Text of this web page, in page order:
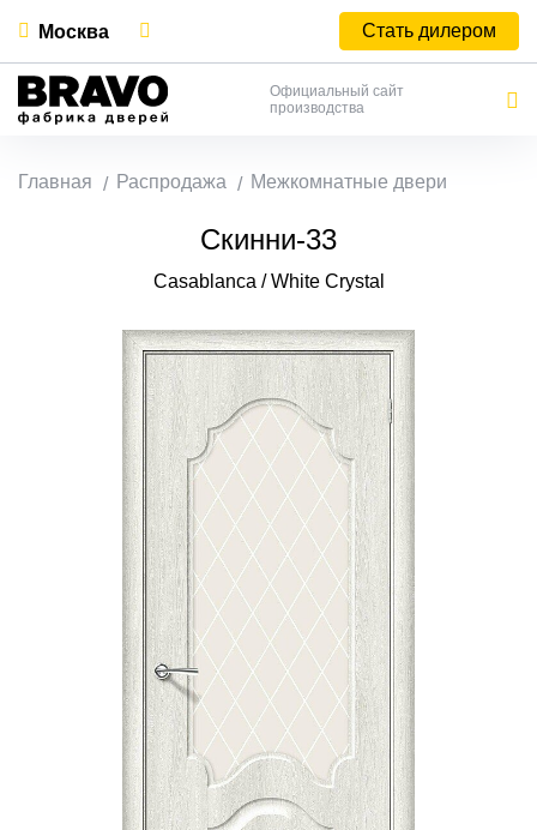
Москва Стать дилером
Официальный сайт
производства
Главная Распродажа Межкомнатные двери
Скинни-33
Casablanca / White Сrystal